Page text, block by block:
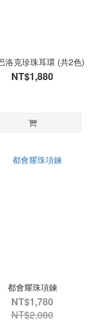
洛克珍珠耳環 (共2色)
NT$1,880
都會耀珠項鍊
NT$1,780
NT$2,080